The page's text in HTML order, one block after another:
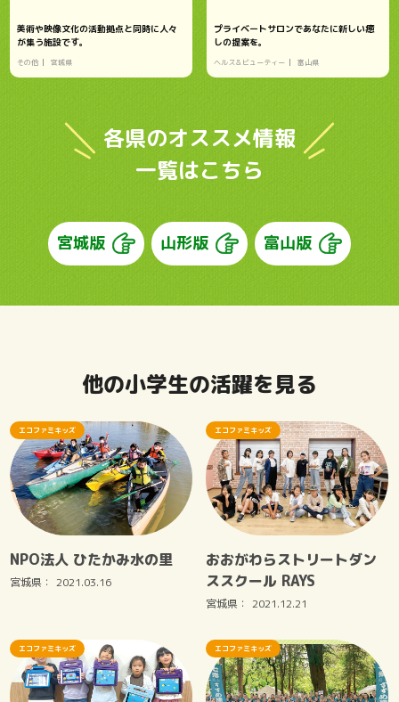
美術や映像文化の活動拠点と同時に人々
が集う施設です。
その他 宮城県
プライベートサロンであなたに新しい癒
しの提案を。
ヘルス＆ビューティー 富山県
各県のオススメ情報
一覧はこちら
宮城版 山形版 富山版
他の小学生の活躍を見る
NPO法人 ひたかみ水の里
宮城県： 2021.03.16
エコファミキッズ
おおがわらストリートダン
ススクール RAYS
宮城県： 2021.12.21
エコファミキッズ
エコファミキッズ エコファミキッズ